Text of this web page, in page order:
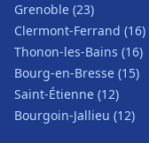
Grenoble (23)
Clermont-Ferrand (16)
Thonon-les-Bains (16)
Bourg-en-Bresse (15)
Saint-Étienne (12)
Bourgoin-Jallieu (12)